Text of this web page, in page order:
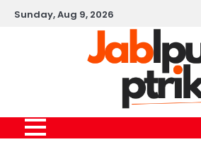
SkipSunday, Aug 9, 2026